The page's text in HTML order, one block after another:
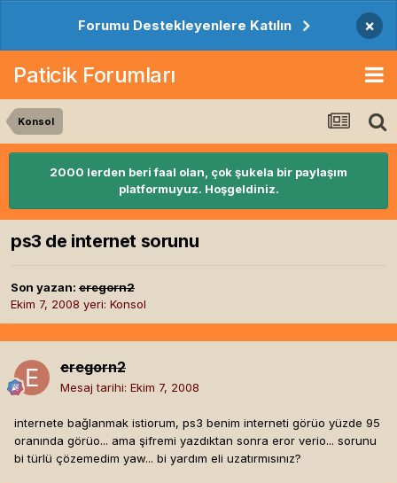
Forumu Destekleyenlere Katılın ×
Paticik Forumları
Konsol
2000 lerden beri faal olan, çok şukela bir paylaşım
platformuyuz. Hoşgeldiniz.
ps3 de internet sorunu
Son yazan: eregorn2
Ekim 7, 2008 yeri: Konsol
eregorn2
Mesaj tarihi: Ekim 7, 2008
internete bağlanmak istiorum, ps3 benim interneti görüo yüzde 95
oranında görüo... ama şifremi yazdıktan sonra eror verio... sorunu
bi türlü çözemedim yaw... bi yardım eli uzatırmısınız?